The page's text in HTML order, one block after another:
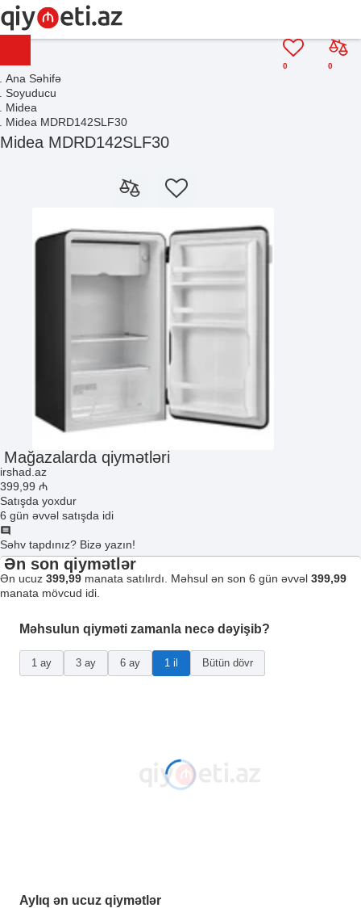
0
0
Ana Səhifə
Soyuducu
Midea
Midea MDRD142SLF30
Midea MDRD142SLF30
Mağazalarda qiymətləri
irshad.az
399 ,99 ₼
Satışda yoxdur
6 gün əvvəl satışda idi
Səhv tapdınız? Bizə yazın!
Ən son qiymətlər
Ən ucuz 399,99 manata satılırdı. Məhsul ən son 6 gün əvvəl 399,99
manata mövcud idi.
Məhsulun qiyməti zamanla necə dəyişib?
1 ay 3 ay 6 ay 1 il Bütün dövr
Aylıq ən ucuz qiymətlər